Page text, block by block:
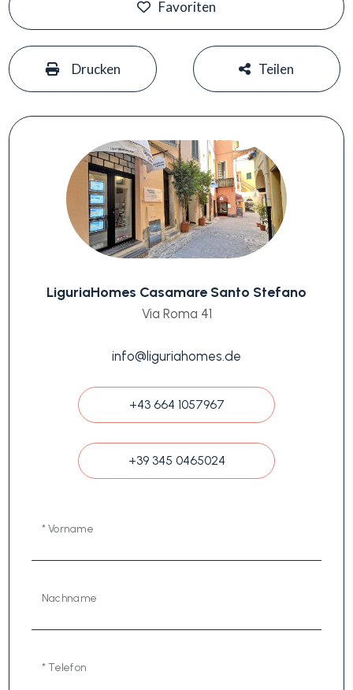
Favoriten
Drucken Teilen
LiguriaHomes Casamare Santo Stefano
Via Roma 41
info@liguriahomes.de
+43 664 1057967
+39 345 0465024
* Vorname
Nachname
* Telefon